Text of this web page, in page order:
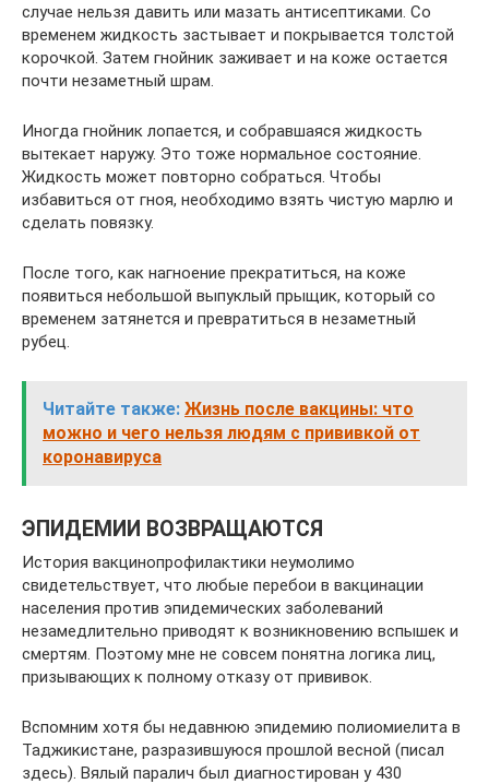
случае нельзя давить или мазать антисептиками. Со
временем жидкость застывает и покрывается толстой
корочкой. Затем гнойник заживает и на коже остается
почти незаметный шрам.
Иногда гнойник лопается, и собравшаяся жидкость
вытекает наружу. Это тоже нормальное состояние.
Жидкость может повторно собраться. Чтобы
избавиться от гноя, необходимо взять чистую марлю и
сделать повязку.
После того, как нагноение прекратиться, на коже
появиться небольшой выпуклый прыщик, который со
временем затянется и превратиться в незаметный
рубец.
Читайте также: Жизнь после вакцины: что
можно и чего нельзя людям с прививкой от
коронавируса
ЭПИДЕМИИ ВОЗВРАЩАЮТСЯ
История вакцинопрофилактики неумолимо
свидетельствует, что любые перебои в вакцинации
населения против эпидемических заболеваний
незамедлительно приводят к возникновению вспышек и
смертям. Поэтому мне не совсем понятна логика лиц,
призывающих к полному отказу от прививок.
Вспомним хотя бы недавнюю эпидемию полиомиелита в
Таджикистане, разразившуюся прошлой весной (писал
здесь). Вялый паралич был диагностирован у 430